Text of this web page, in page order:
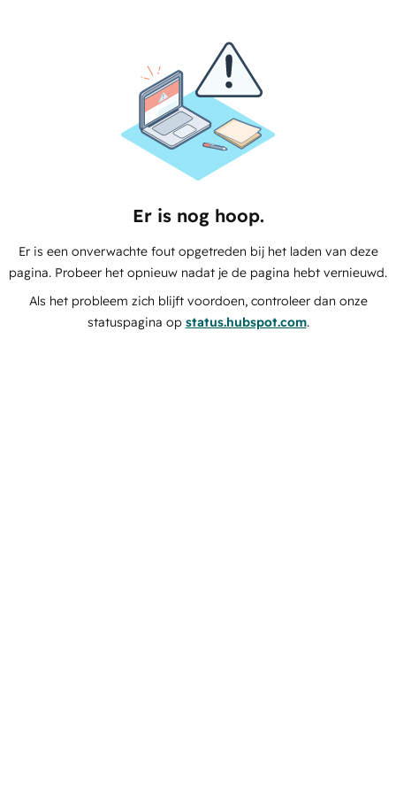
Er is nog hoop.
Er is een onverwachte fout opgetreden bij het laden van deze
pagina. Probeer het opnieuw nadat je de pagina hebt vernieuwd.
Als het probleem zich blijft voordoen, controleer dan onze
statuspagina op status.hubspot.com.